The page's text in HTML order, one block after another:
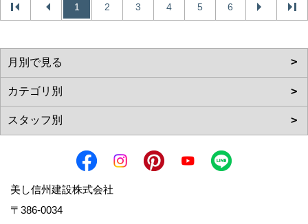
1 2 3 4 5 6
美し信州建設株式会社
〒386-0034